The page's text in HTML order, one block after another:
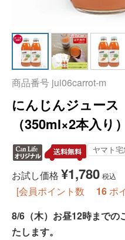
商品番号 jui06carrot-m
にんじんジュー
（350ml×2本入り）
ヤマト
お試し価格 ¥1,780 税込
[会員ポイント数 16ポ
8/6（木）お昼12時まで
たします。